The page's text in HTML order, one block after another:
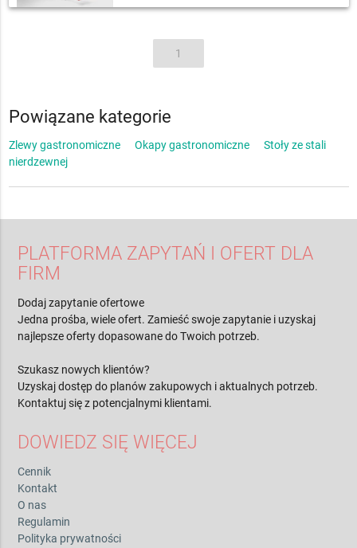
1
Powiązane kategorie
Zlewy gastronomiczne Okapy gastronomiczne
Stoły ze stali
nierdzewnej
PLATFORMA ZAPYTAŃ I OFERT DLA
FIRM
Dodaj zapytanie ofertowe
Jedna prośba, wiele ofert. Zamieść swoje zapytanie i uzyskaj
najlepsze oferty dopasowane do Twoich potrzeb.
Szukasz nowych klientów?
Uzyskaj dostęp do planów zakupowych i aktualnych potrzeb.
Kontaktuj się z potencjalnymi klientami.
DOWIEDZ SIĘ WIĘCEJ
Cennik
Kontakt
O nas
Regulamin
Polityka prywatności